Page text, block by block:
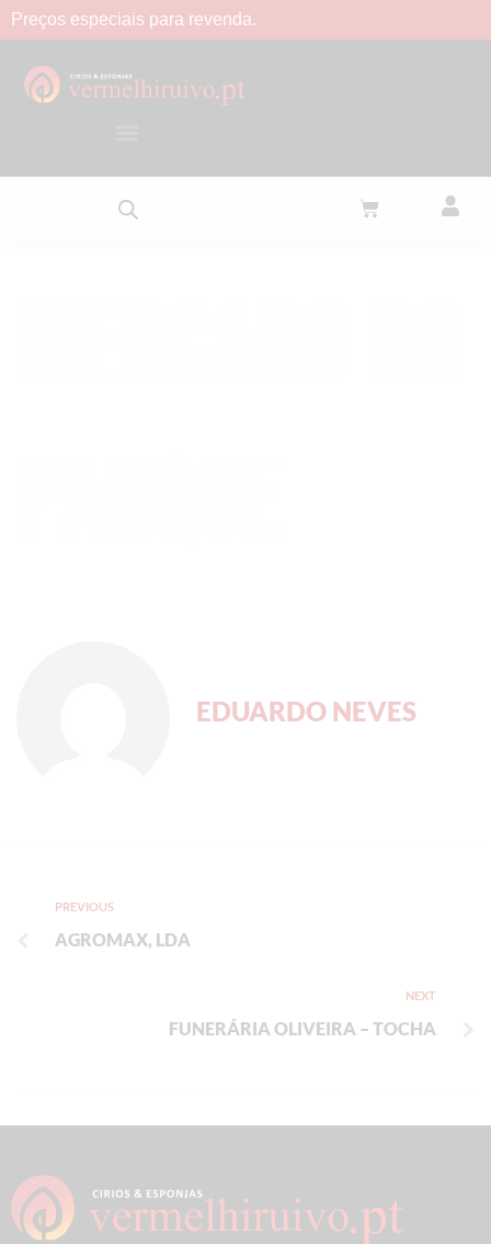
Preços especiais para revenda.
EDUARDO NEVES
PREVIOUS
AGROMAX, LDA
NEXT
FUNERÁRIA OLIVEIRA – TOCHA